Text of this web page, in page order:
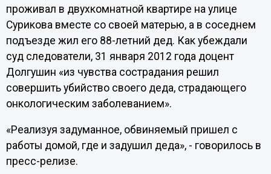
проживал в двухкомнатной квартире на улице
Сурикова вместе со своей матерью, а в соседнем
подъезде жил его 88-летний дед. Как убеждали
суд следователи, 31 января 2012 года доцент
Долгушин «из чувства сострадания решил
совершить убийство своего деда, страдающего
онкологическим заболеванием».
«Реализуя задуманное, обвиняемый пришел с
работы домой, где и задушил деда», - говорилось в
пресс-релизе.